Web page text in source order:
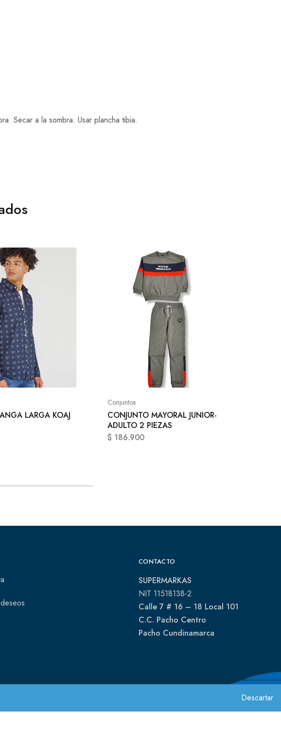
Descartar
Secar a la sombra. Usar plancha tibia.
LARGA KOAJ
Conjuntos
CONJUNTO MAYORAL JUNIOR-
ADULTO 2 PIEZAS
$ 186.900
CONTACTO
SUPERMARKAS
NIT 11518138-2
Calle 7 # 16 – 18 Local 101
C.C. Pacho Centro
Pacho Cundinamarca